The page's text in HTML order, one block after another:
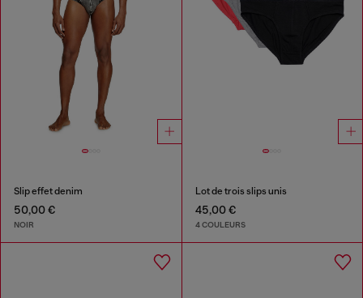
Slip effet denim
50,00 €
NOIR
Lot de trois slips unis
45,00 €
4 COULEURS